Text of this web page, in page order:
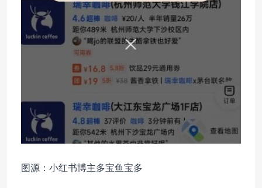
图源：小红书博主多宝鱼宝多